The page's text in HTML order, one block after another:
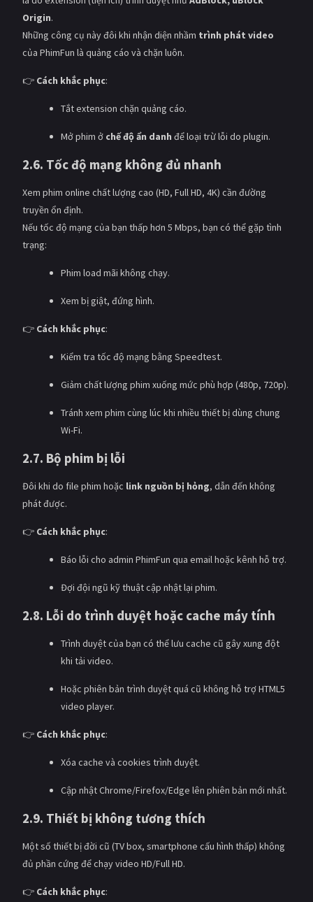
Origin.
Những công cụ này đôi khi nhận diện nhầm trình phát video
của PhimFun là quảng cáo và chặn luôn.
👉 Cách khắc phục:
Tắt extension chặn quảng cáo.
Mở phim ở chế độ ẩn danh để loại trừ lỗi do plugin.
2.6. Tốc độ mạng không đủ nhanh
Xem phim online chất lượng cao (HD, Full HD, 4K) cần đường
truyền ổn định.
Nếu tốc độ mạng của bạn thấp hơn 5 Mbps, bạn có thể gặp tình
trạng:
Phim load mãi không chạy.
Xem bị giật, đứng hình.
👉 Cách khắc phục:
Kiểm tra tốc độ mạng bằng Speedtest.
Giảm chất lượng phim xuống mức phù hợp (480p, 720p).
Tránh xem phim cùng lúc khi nhiều thiết bị dùng chung
Wi-Fi.
2.7. Bộ phim bị lỗi
Đôi khi do file phim hoặc link nguồn bị hỏng, dẫn đến không
phát được.
👉 Cách khắc phục:
Báo lỗi cho admin PhimFun qua email hoặc kênh hỗ trợ.
Đợi đội ngũ kỹ thuật cập nhật lại phim.
2.8. Lỗi do trình duyệt hoặc cache máy tính
Trình duyệt của bạn có thể lưu cache cũ gây xung đột
khi tải video.
Hoặc phiên bản trình duyệt quá cũ không hỗ trợ HTML5
video player.
👉 Cách khắc phục:
Xóa cache và cookies trình duyệt.
Cập nhật Chrome/Firefox/Edge lên phiên bản mới nhất.
2.9. Thiết bị không tương thích
Một số thiết bị đời cũ (TV box, smartphone cấu hình thấp) không
đủ phần cứng để chạy video HD/Full HD.
👉 Cách khắc phục: